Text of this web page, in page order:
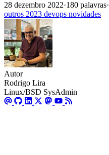
28 dezembro 2022·180 palavras·
outros 2023 devops novidades
Autor
Rodrigo Lira
Linux/BSD SysAdmin